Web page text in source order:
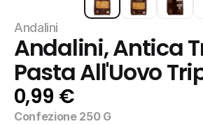
Andalini
Andalini, Antica
Pasta All'Uovo
0,99 €
Confezione 250 G